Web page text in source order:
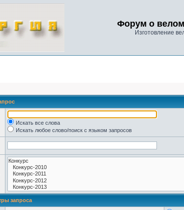
Форум о
Изготовление
Искать все слова
Искать любое слово/поиск с языком запросов
запроса